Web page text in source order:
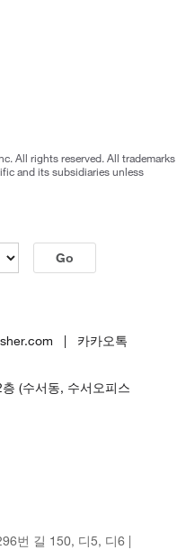
All rights reserved. All trademarks
and its subsidiaries unless
Go
| 카카오톡
(수서동, 수서오피스
번 길 150, 디5, 디6 |